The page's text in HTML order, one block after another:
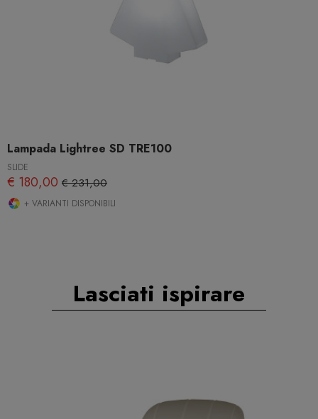
Lampada Lightree SD TRE100
SLIDE
€ 180,00 € 231,00
+ VARIANTI DISPONIBILI
Lasciati ispirare